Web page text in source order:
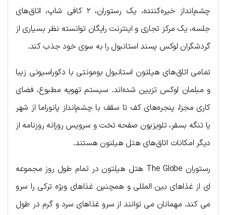
چشم‌انداز خیره‌کننده، یک رستوران، ۲ کافی شاپ، اتاق‌های
جلسه، یک مرکز تجاری و اینترنت رایگان توانسته نظر بسیاری از
گردشگران لوکس پسند استانبول را به سوی خود جذب کند.
تمامی اتاق‌های هیلتون استانبول بومونتی با دکوراسیونی زیبا
و مبلمان لوکس تزیین شده‌اند. سیستم تهویه مطبوع، فضای
کاری مجزا، پنجره‌های کف تا سقف با چشم‌انداز پانوراما از شهر
یا تنگه بسفر، تلویزیون صفحه تخت و سرویس روزانه روزنامه از
دیگر امکانات اتاق‌های هتل هیلنون هستند.
رستوران The Globe هتل هیلتون در تمام طول روز مجموعه
ای از غذاهای بین المللی و همچنین غذاهای ویژه ترکی را سرو
می کند. مهمانان می توانند از سرو غذاهای سرد و گرم در طول